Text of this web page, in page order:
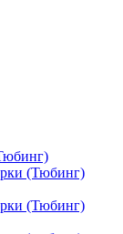
(Тюбинг)
(Тюбинг)